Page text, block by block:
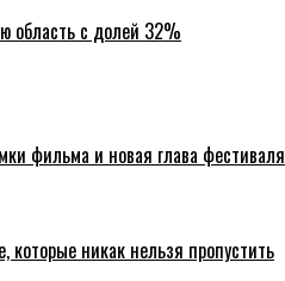
область с долей 32%
фильма и новая глава фестиваля
никак нельзя пропустить